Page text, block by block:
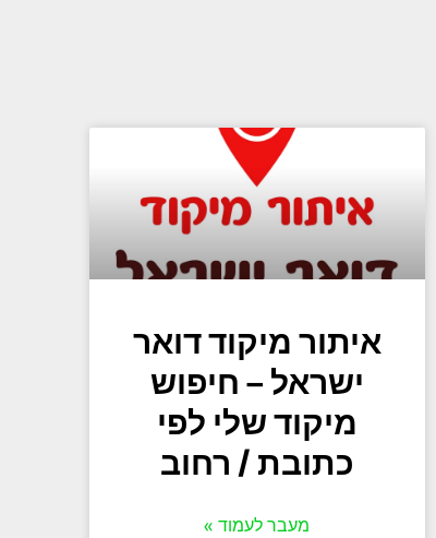
איתור מיקוד דואר
ישראל – חיפוש
מיקוד שלי לפי
כתובת / רחוב
מעבר לעמוד »